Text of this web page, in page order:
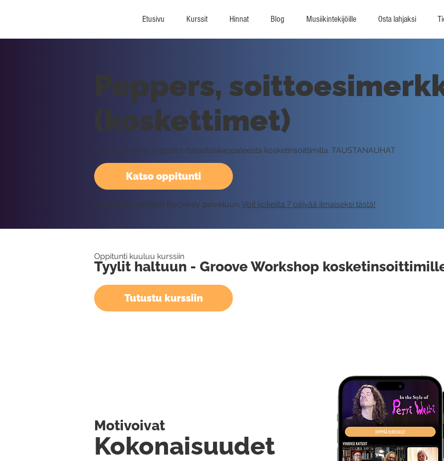
Etusivu Kurssit Hinnat Blog Musiikintekijöille Osta lahjaksi
Katso oppitunti
Peppers,
(koskettimet)
Soittoesimerkki Peppers-harjoituskappaleesta kosketinsoittimilla. TAUSTANAUHAT
Vaatii kirjautumisen Rockway palveluun. Voit kokeilla 7 päivää ilmaiseksi tästä!
Oppitunti kuuluu kurssiin
Tyylit haltuun - Groove Workshop
Tutustu kurssiin
Kokonaisuudet
Motivoivat